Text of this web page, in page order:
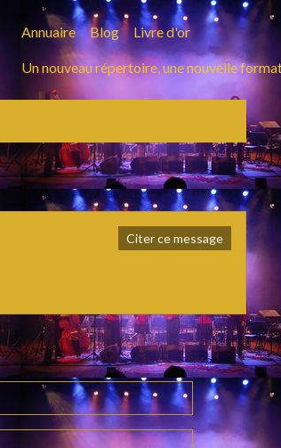
Annuaire Blog Livre d'or
Un nouveau répertoire, une nouvelle
Citer ce message